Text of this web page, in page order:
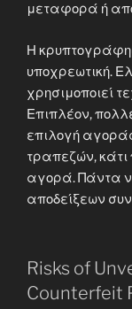
μεταφορά ή
Η
υποχρεωτική.
χρησιμοποιεί
Επιπλέον,
επιλογή
τραπεζών, κάτι
αγορά. Πάντα
αποδείξεων
Risks of
Counterfeit